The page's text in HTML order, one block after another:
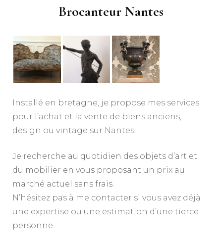
Brocanteur Nantes
Installé en bretagne, je propose mes services
pour l’achat et la vente de biens anciens,
design ou vintage sur Nantes.
Je recherche au quotidien des objets d’art et
du mobilier en vous proposant un prix au
marché actuel sans frais.
N’hésitez pas à me contacter si vous avez déjà
une expertise ou une estimation d’une tierce
personne.